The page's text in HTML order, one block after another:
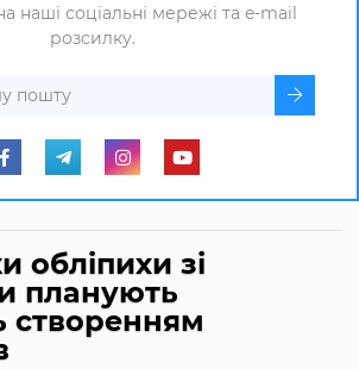
наші соціальні мережі та e-mail
розсилку.
обліпихи зі
планують
створенням